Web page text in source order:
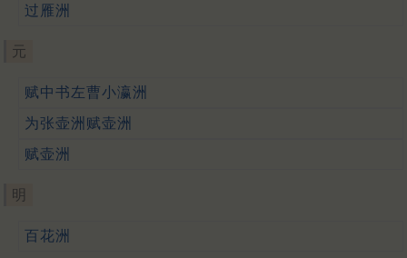
过雁洲
元
赋中书左曹小瀛洲
为张壶洲赋壶洲
赋壶洲
明
百花洲